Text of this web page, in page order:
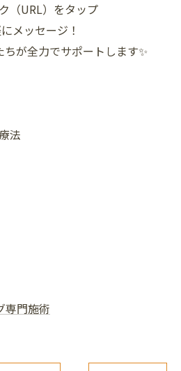
（URL）をタップ
メッセージ！
が全力でサポートします✨
法
専門施術